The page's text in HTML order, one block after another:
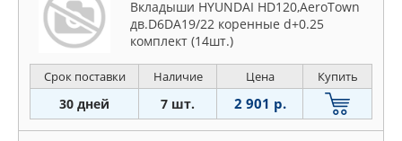
Вкладыши HYUNDAI HD120,AeroTown
дв.D6DA19/22 коренные d+0.25
комплект (14шт.)
Срок поставки Наличие Цена Купить
30 дней 7 шт. 2 901 р.